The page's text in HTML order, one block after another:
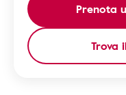
Prenota
Trova